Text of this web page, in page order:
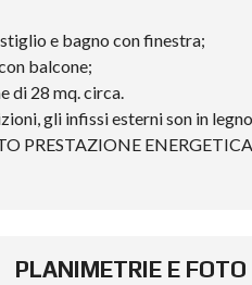
e bagno con finestra;
balcone;
di 28 mq. circa.
gli infissi esterni son in
PRESTAZIONE
PLANIMETRIE E FOTO